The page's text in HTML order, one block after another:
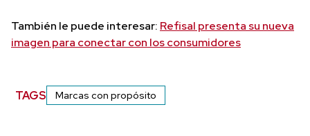
También le puede interesar: Refisal presenta su nueva
imagen para conectar con los consumidores
TAGS Marcas con propósito